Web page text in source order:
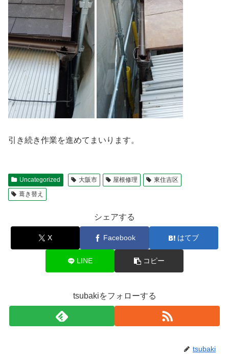
引き続き作業を進めてまいります。
Uncategorized 大阪市 屋根修理
東住吉区
葺き替え
シェアする
X Facebook はてブ
LINE コピー
tsubakiをフォローする
tsubaki